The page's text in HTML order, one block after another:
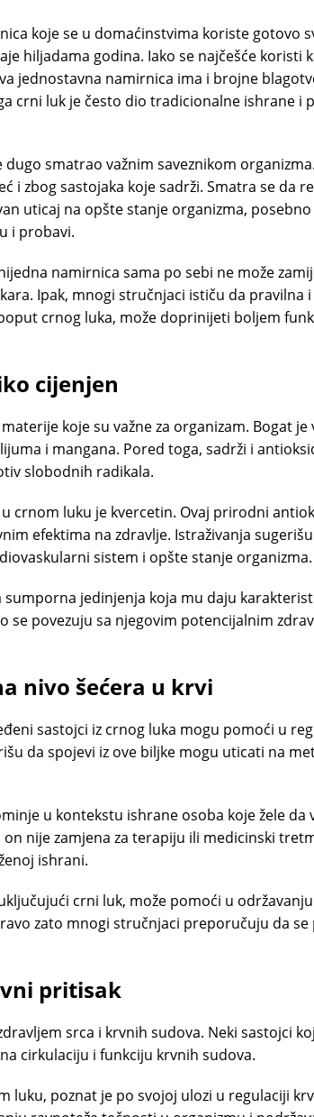
koje se u domaćinstvima koriste gotovo
hiljadama godina. Iako se najčešće koristi
jednostavna namirnica ima i brojne
crni luk je često dio tradicionalne ishrane i
smatrao važnim saveznikom
i zbog sastojaka koje sadrži. Smatra se da
uticaj na opšte stanje organizma,
i probavi.
namirnica sama po sebi ne može
Ipak, mnogi stručnjaci ističu da pravilna
crnog luka, može doprinijeti boljem
cijenjen
koje su važne za organizam. Bogat je
i mangana. Pored toga, sadrži i
slobodnih radikala.
crnom luku je kvercetin. Ovaj prirodni
efektima na zdravlje. Istraživanja
sistem i opšte stanje organizma.
jedinjenja koja mu daju
se povezuju sa njegovim potencijalnim
nivo šećera u krvi
sastojci iz crnog luka mogu pomoći u
da spojevi iz ove biljke mogu uticati na
u kontekstu ishrane osoba koje žele da
nije zamjena za terapiju ili medicinski
ishrani.
crni luk, može pomoći u
zato mnogi stručnjaci preporučuju da se
pritisak
srca i krvnih sudova. Neki sastojci
cirkulaciju i funkciju krvnih sudova.
luku, poznat je po svojoj ulozi u regulaciji